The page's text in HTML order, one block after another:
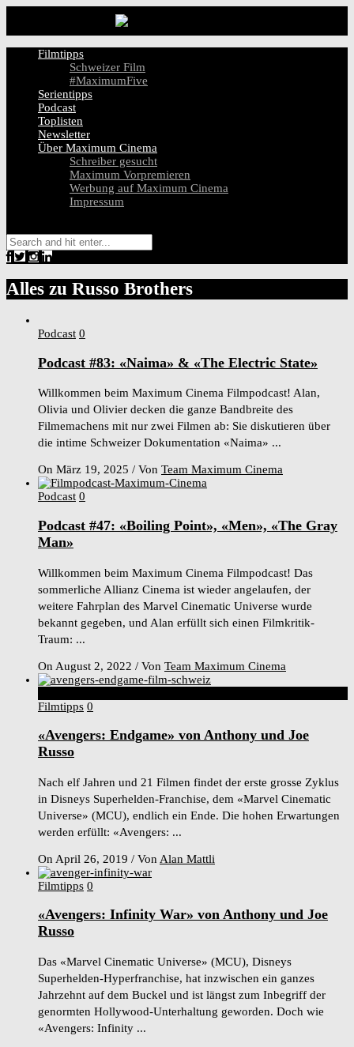
Filmtipps
Schweizer Film
#MaximumFive
Serientipps
Podcast
Toplisten
Newsletter
Über Maximum Cinema
Schreiber gesucht
Maximum Vorpremieren
Werbung auf Maximum Cinema
Impressum
Alles zu Russo Brothers
Podcast 0
Podcast #83: «Naima» & «The Electric State»
Willkommen beim Maximum Cinema Filmpodcast! Alan,
Olivia und Olivier decken die ganze Bandbreite des
Filmemachens mit nur zwei Filmen ab: Sie diskutieren über
die intime Schweizer Dokumentation «Naima» ...
On März 19, 2025 / Von Team Maximum Cinema
Podcast 0
Podcast #47: «Boiling Point», «Men», «The Gray
Man»
Willkommen beim Maximum Cinema Filmpodcast! Das
sommerliche Allianz Cinema ist wieder angelaufen, der
weitere Fahrplan des Marvel Cinematic Universe wurde
bekannt gegeben, und Alan erfüllt sich einen Filmkritik-
Traum: ...
On August 2, 2022 / Von Team Maximum Cinema
Filmtipps 0
«Avengers: Endgame» von Anthony und Joe
Russo
Nach elf Jahren und 21 Filmen findet der erste grosse Zyklus
in Disneys Superhelden-Franchise, dem «Marvel Cinematic
Universe» (MCU), endlich ein Ende. Die hohen Erwartungen
werden erfüllt: «Avengers: ...
On April 26, 2019 / Von Alan Mattli
Filmtipps 0
«Avengers: Infinity War» von Anthony und Joe
Russo
Das «Marvel Cinematic Universe» (MCU), Disneys
Superhelden-Hyperfranchise, hat inzwischen ein ganzes
Jahrzehnt auf dem Buckel und ist längst zum Inbegriff der
genormten Hollywood-Unterhaltung geworden. Doch wie
«Avengers: Infinity ...